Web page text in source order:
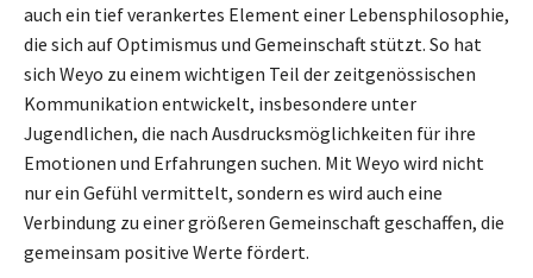
auch ein tief verankertes Element einer Lebensphilosophie,
die sich auf Optimismus und Gemeinschaft stützt. So hat
sich Weyo zu einem wichtigen Teil der zeitgenössischen
Kommunikation entwickelt, insbesondere unter
Jugendlichen, die nach Ausdrucksmöglichkeiten für ihre
Emotionen und Erfahrungen suchen. Mit Weyo wird nicht
nur ein Gefühl vermittelt, sondern es wird auch eine
Verbindung zu einer größeren Gemeinschaft geschaffen, die
gemeinsam positive Werte fördert.